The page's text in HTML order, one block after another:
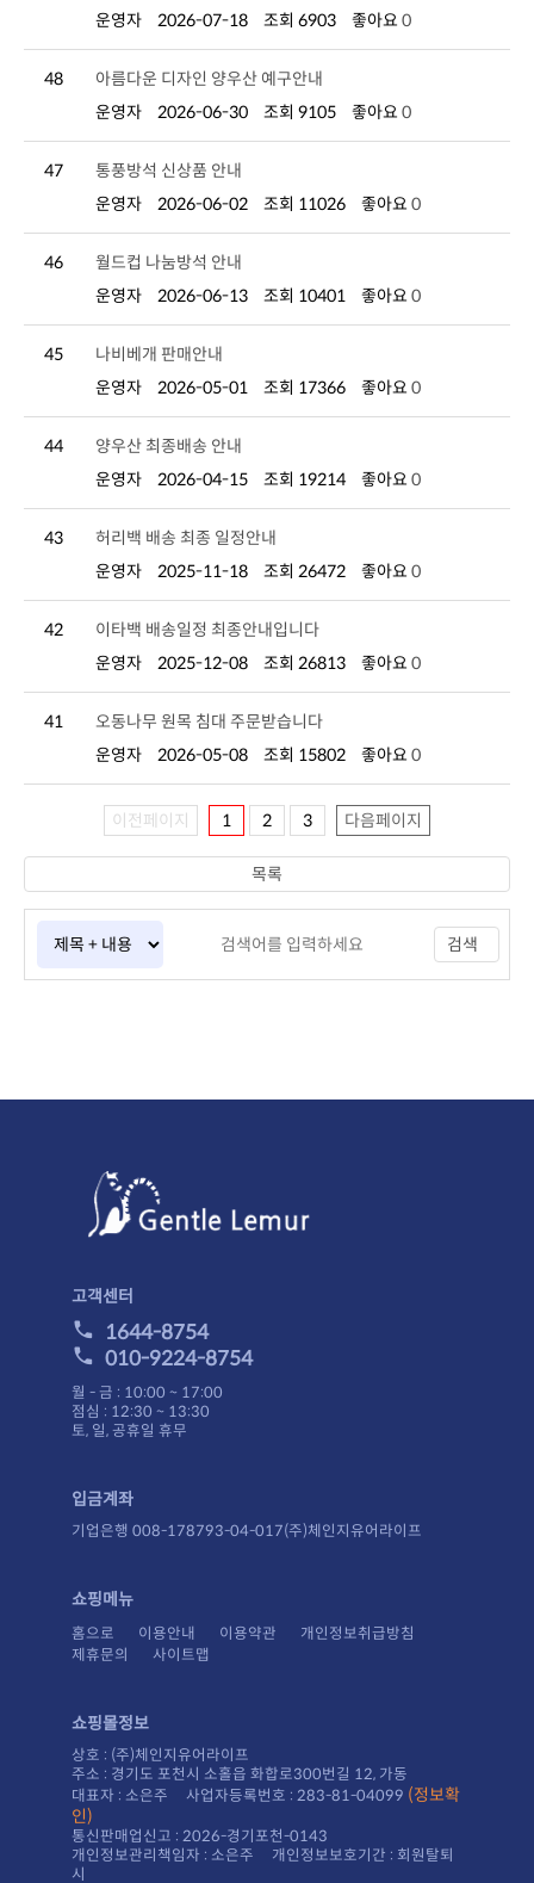
운영자
2026-07-18 조회 6903 좋아요 0
48
아름다운 디자인 양우산 예구안내
운영자
2026-06-30 조회 9105 좋아요 0
47
통풍방석 신상품 안내
운영자
2026-06-02 조회 11026 좋아요 0
46
월드컵 나눔방석 안내
운영자
2026-06-13 조회 10401 좋아요 0
45
나비베개 판매안내
운영자
2026-05-01 조회 17366 좋아요 0
44
양우산 최종배송 안내
운영자
2026-04-15 조회 19214 좋아요 0
43
허리백 배송 최종 일정안내
운영자
2025-11-18 조회 26472 좋아요 0
42
이타백 배송일정 최종안내입니다
운영자
2025-12-08 조회 26813 좋아요 0
41
오동나무 원목 침대 주문받습니다
운영자
2026-05-08 조회 15802 좋아요 0
이전페이지 1 2 3 다음페이지
검색
목록
고객센터
1644-8754
010-9224-8754
월 - 금 : 10:00 ~ 17:00
점심 : 12:30 ~ 13:30
토, 일, 공휴일 휴무
입금계좌
기업은행 008-178793-04-017(주)체인지유어라이프
쇼핑메뉴
홈으로 이용안내 이용약관
개인정보취급방침
제휴문의
사이트맵
쇼핑몰정보
상호 : (주)체인지유어라이프
주소 : 경기도 포천시 소홀읍 화합로300번길 12, 가동
대표자 : 소은주 사업자등록번호 : 283-81-04099
인)
통신판매업신고 : 2026-경기포천-0143
시